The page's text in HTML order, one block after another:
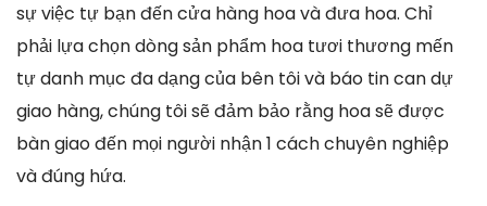
sự việc tự bạn đến cửa hàng hoa và đưa hoa. Chỉ
phải lựa chọn dòng sản phẩm hoa tươi thương mến
tự danh mục đa dạng của bên tôi và báo tin can dự
giao hàng, chúng tôi sẽ đảm bảo rằng hoa sẽ được
bàn giao đến mọi người nhận 1 cách chuyên nghiệp
và đúng hứa.